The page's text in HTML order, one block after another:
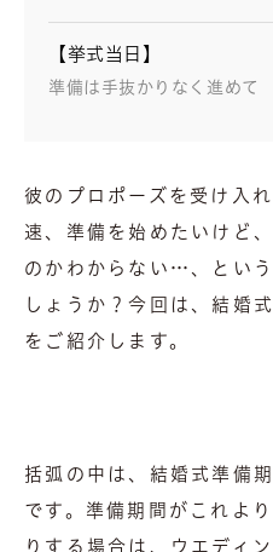
【挙式当日】
準備は手抜かりなく進めて
彼のプロポーズを受け入
速、準備を始めたいけど
のかわからない…、とい
しょうか？今回は、結婚
をご紹介します。
括弧の中は、結婚式準備
です。準備期間がこれよ
りする場合は、ウエディ